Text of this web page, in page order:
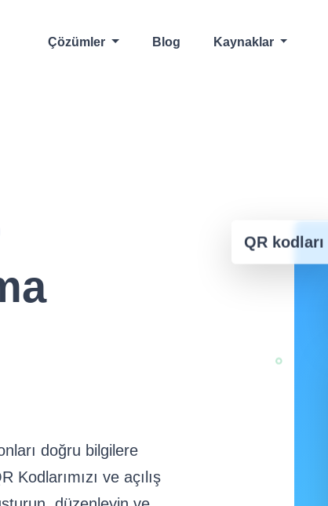
Çözümler Blog Kaynaklar
doğru bilgilere
Kodlarımızı ve açılış
QR kodları